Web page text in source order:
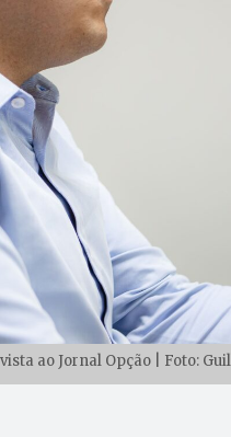
ao Jornal Opção | Foto: